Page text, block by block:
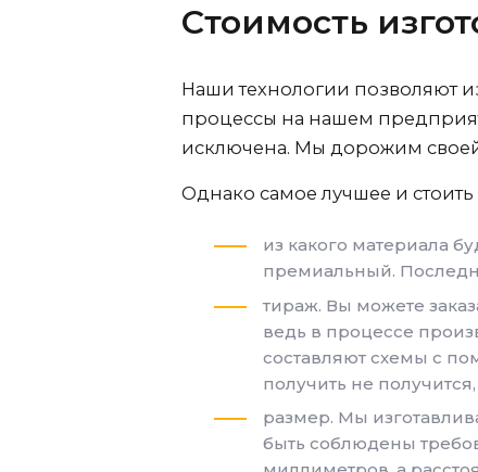
Стоимость
Наши технологии позволяют
процессы на нашем
исключена. Мы дорожим своей
Однако самое лучшее и
из какого материала
премиальный.
тираж. Вы можете
ведь в процессе
составляют схемы с
получить не
размер. Мы
быть соблюдены